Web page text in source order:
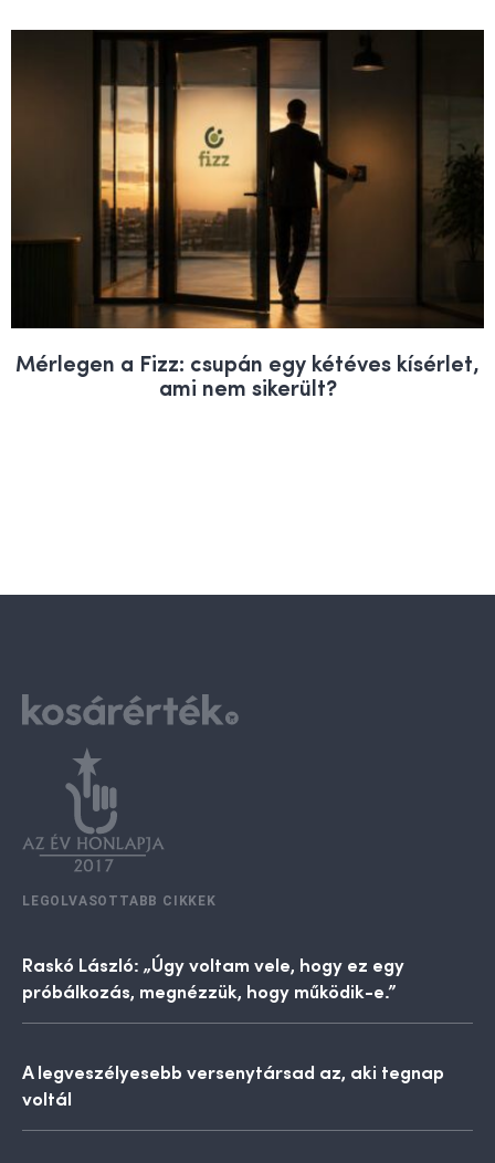
Mérlegen a Fizz: csupán egy kétéves kísérlet,
ami nem sikerült?
LEGOLVASOTTABB CIKKEK
Raskó László: „Úgy voltam vele, hogy ez egy
próbálkozás, megnézzük, hogy működik-e.”
A legveszélyesebb versenytársad az, aki tegnap
voltál